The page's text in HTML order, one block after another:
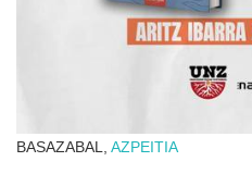
BASAZABAL, AZPEITIA